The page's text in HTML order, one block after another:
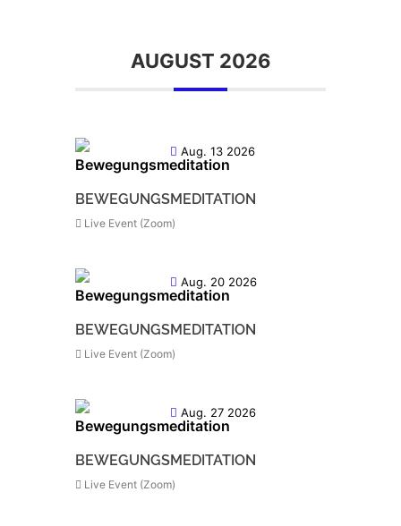
AUGUST 2026
Aug. 13 2026
BEWEGUNGSMEDITATION
Live Event (Zoom)
Aug. 20 2026
BEWEGUNGSMEDITATION
Live Event (Zoom)
Aug. 27 2026
BEWEGUNGSMEDITATION
Live Event (Zoom)